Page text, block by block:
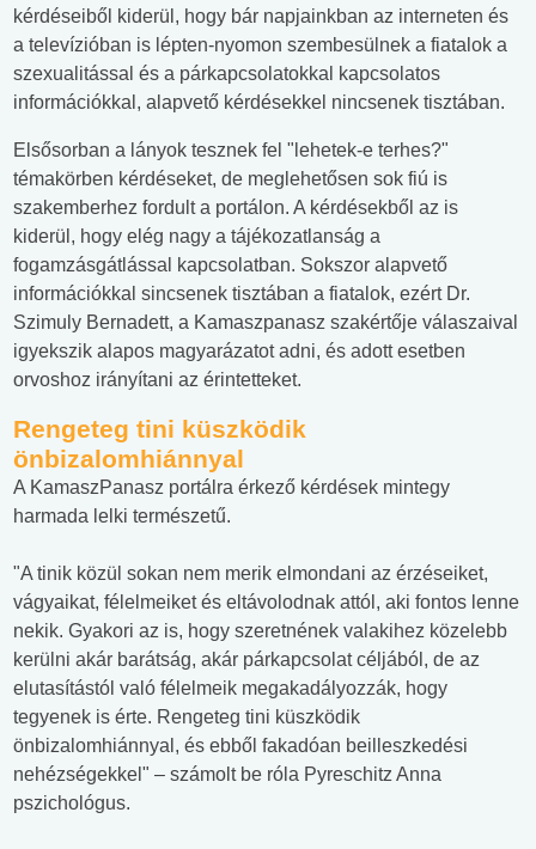
kérdéseiből kiderül, hogy bár napjainkban az interneten és
a televízióban is lépten-nyomon szembesülnek a fiatalok a
szexualitással és a párkapcsolatokkal kapcsolatos
információkkal, alapvető kérdésekkel nincsenek tisztában.
Elsősorban a lányok tesznek fel "lehetek-e terhes?"
témakörben kérdéseket, de meglehetősen sok fiú is
szakemberhez fordult a portálon. A kérdésekből az is
kiderül, hogy elég nagy a tájékozatlanság a
fogamzásgátlással kapcsolatban. Sokszor alapvető
információkkal sincsenek tisztában a fiatalok, ezért Dr.
Szimuly Bernadett, a Kamaszpanasz szakértője válaszaival
igyekszik alapos magyarázatot adni, és adott esetben
orvoshoz irányítani az érintetteket.
Rengeteg tini küszködik
önbizalomhiánnyal
A KamaszPanasz portálra érkező kérdések mintegy
harmada lelki természetű.
"A tinik közül sokan nem merik elmondani az érzéseiket,
vágyaikat, félelmeiket és eltávolodnak attól, aki fontos lenne
nekik. Gyakori az is, hogy szeretnének valakihez közelebb
kerülni akár barátság, akár párkapcsolat céljából, de az
elutasítástól való félelmeik megakadályozzák, hogy
tegyenek is érte. Rengeteg tini küszködik
önbizalomhiánnyal, és ebből fakadóan beilleszkedési
nehézségekkel" – számolt be róla Pyreschitz Anna
pszichológus.